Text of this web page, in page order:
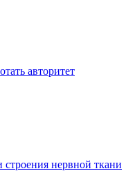
авторитет
нервной ткани